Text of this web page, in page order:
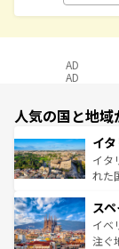
AD
AD
人気の国と地域
イ
イタ
れた
ろん
景な
ピザ
ス
イベ
注ぐ